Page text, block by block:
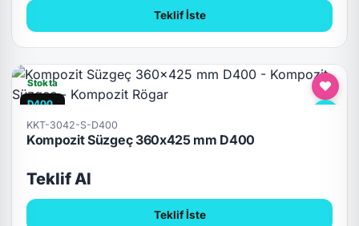
Teklif İste
Stokta
D400
KKT-3042-S-D400
Kompozit Süzgeç 360x425 mm D400
Teklif Al
Teklif İste